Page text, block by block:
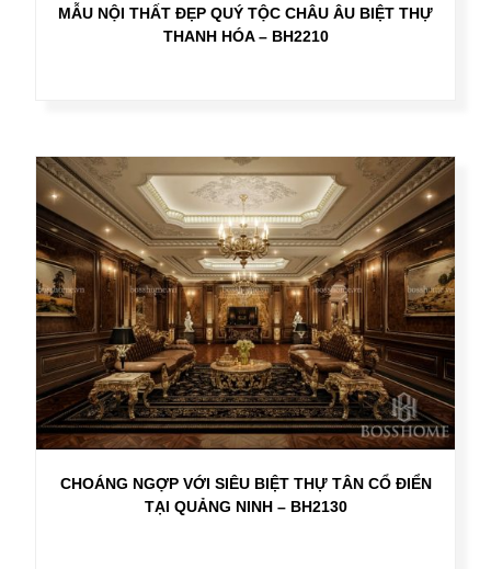
MẪU NỘI THẤT ĐẸP QUÝ TỘC CHÂU ÂU BIỆT THỰ
THANH HÓA – BH2210
CHOÁNG NGỢP VỚI SIÊU BIỆT THỰ TÂN CỔ ĐIỂN
TẠI QUẢNG NINH – BH2130